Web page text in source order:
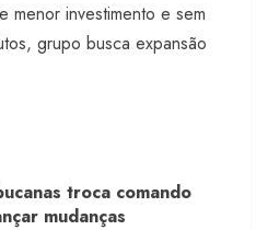
menor investimento e sem
grupo busca expansão
troca comando
mudanças